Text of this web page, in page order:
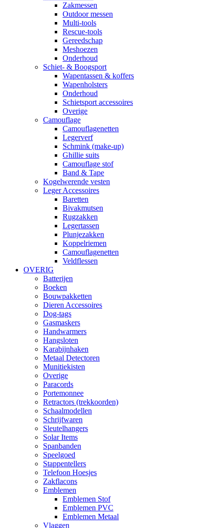
Zakmessen
Outdoor messen
Multi-tools
Rescue-tools
Gereedschap
Meshoezen
Onderhoud
Schiet- & Boogsport
Wapentassen & koffers
Wapenholsters
Onderhoud
Schietsport accessoires
Overige
Camouflage
Camouflagenetten
Legerverf
Schmink (make-up)
Ghillie suits
Camouflage stof
Band & Tape
Kogelwerende vesten
Leger Accessoires
Baretten
Bivakmutsen
Rugzakken
Legertassen
Plunjezakken
Koppelriemen
Camouflagenetten
Veldflessen
OVERIG
Batterijen
Boeken
Bouwpakketten
Dieren Accessoires
Dog-tags
Gasmaskers
Handwarmers
Hangsloten
Karabijnhaken
Metaal Detectoren
Munitiekisten
Overige
Paracords
Portemonnee
Retractors (trekkoorden)
Schaalmodellen
Schrijfwaren
Sleutelhangers
Solar Items
Spanbanden
Speelgoed
Stappentellers
Telefoon Hoesjes
Zakflacons
Emblemen
Emblemen Stof
Emblemen PVC
Emblemen Metaal
Vlaggen